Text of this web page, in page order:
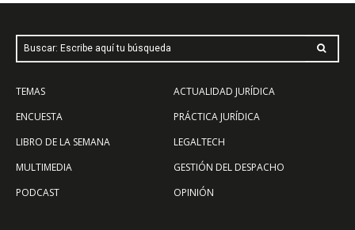
Buscar: Escribe aquí tu búsqueda
TEMAS
ENCUESTA
LIBRO DE LA SEMANA
MULTIMEDIA
PODCAST
ACTUALIDAD JURÍDICA
PRÁCTICA JURÍDICA
LEGALTECH
GESTIÓN DEL DESPACHO
OPINIÓN